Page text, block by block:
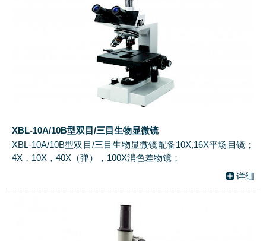
XBL-10A/10B型双目/三目生物显微镜
XBL-10A/10B型双目/三目生物显微镜配备10X,16X平场目镜；
4X，10X，40X（弹），100X消色差物镜；
详细